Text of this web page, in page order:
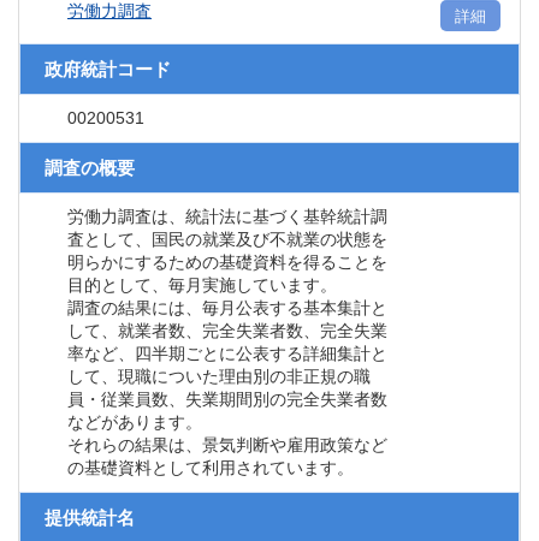
労働力調査 詳細
政府統計コード
00200531
調査の概要
労働力調査は、統計法に基づく基幹統計調
査として、国民の就業及び不就業の状態を
明らかにするための基礎資料を得ることを
目的として、毎月実施しています。
調査の結果には、毎月公表する基本集計と
して、就業者数、完全失業者数、完全失業
率など、四半期ごとに公表する詳細集計と
して、現職についた理由別の非正規の職
員・従業員数、失業期間別の完全失業者数
などがあります。
それらの結果は、景気判断や雇用政策など
の基礎資料として利用されています。
提供統計名